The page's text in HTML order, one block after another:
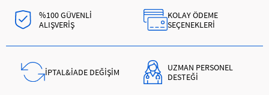
%100 GÜVENLİ
ALIŞVERİŞ
KOLAY ÖDEME
SEÇENEKLERİ
İPTAL&İADE DEĞİŞİM
UZMAN PERSONEL
DESTEĞİ